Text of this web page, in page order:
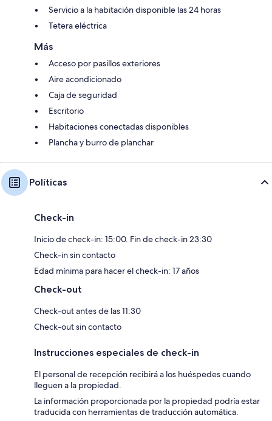
Servicio a la habitación disponible las 24 horas
Tetera eléctrica
Más
Acceso por pasillos exteriores
Aire acondicionado
Caja de seguridad
Escritorio
Habitaciones conectadas disponibles
Plancha y burro de planchar
Políticas
Check-in
Inicio de check-in: 15:00. Fin de check-in 23:30
Check-in sin contacto
Edad mínima para hacer el check-in: 17 años
Check-out
Check-out antes de las 11:30
Check-out sin contacto
Instrucciones especiales de check-in
El personal de recepción recibirá a los huéspedes cuando
lleguen a la propiedad.
La información proporcionada por la propiedad podría estar
traducida con herramientas de traducción automática.